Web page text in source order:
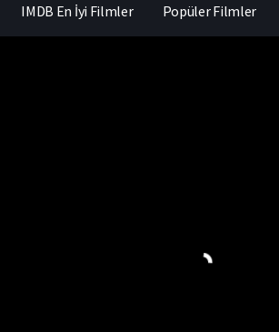
IMDB En İyi Filmler Popüler Filmler